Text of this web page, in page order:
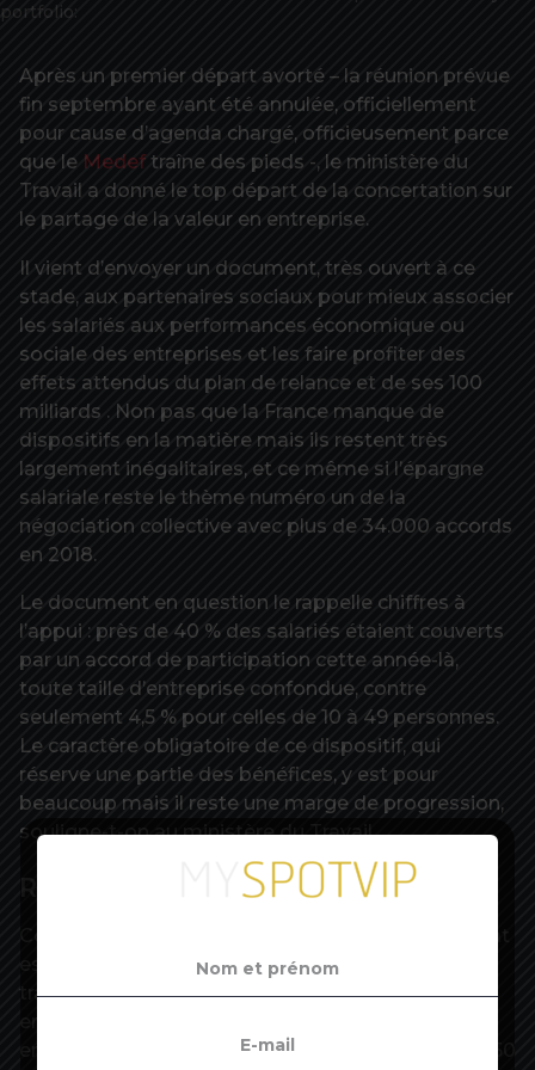
portfolio:
Après un premier départ avorté – la réunion prévue
fin septembre ayant été annulée, officiellement
pour cause d’agenda chargé, officieusement parce
que le Medef traîne des pieds -, le ministère du
Travail a donné le top départ de la concertation sur
le partage de la valeur en entreprise.
Il vient d’envoyer un document, très ouvert à ce
stade, aux partenaires sociaux pour mieux associer
les salariés aux performances économique ou
sociale des entreprises et les faire profiter des
effets attendus du plan de relance et de ses 100
milliards . Non pas que la France manque de
dispositifs en la matière mais ils restent très
largement inégalitaires, et ce même si l’épargne
salariale reste le thème numéro un de la
négociation collective avec plus de 34.000 accords
en 2018.
Le document en question le rappelle chiffres à
l’appui : près de 40 % des salariés étaient couverts
par un accord de participation cette année-là,
toute taille d’entreprise confondue, contre
seulement 4,5 % pour celles de 10 à 49 personnes.
Le caractère obligatoire de ce dispositif, qui
réserve une partie des bénéfices, y est pour
beaucoup mais il reste une marge de progression,
souligne-t-on au ministère du Travail.
Remise des copies le 23 octobre
est là encore implacable et favorise ceux qui
travaillent dans les grandes ou très grandes
en 2018) entre 10 et 50 salariés, 60 % au-delà de 250